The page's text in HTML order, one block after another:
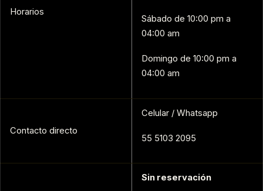
Horarios
Sábado de 10:00 pm a
04:00 am
Domingo de 10:00 pm a
04:00 am
Contacto directo
Celular / Whatsapp
55 5103 2095
Sin reservación